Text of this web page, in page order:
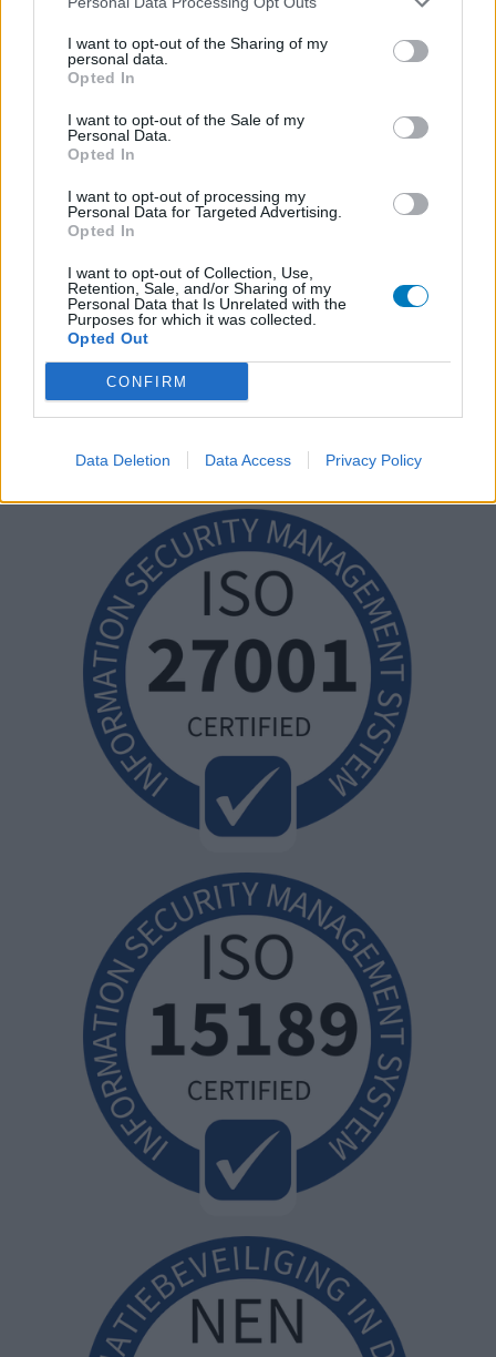
I want to opt-out of the Sharing of my
personal data.
Opted In
I want to opt-out of the Sale of my
Personal Data.
Opted In
I want to opt-out of processing my
Personal Data for Targeted Advertising.
Opted In
I want to opt-out of Collection, Use,
Retention, Sale, and/or Sharing of my
Personal Data that Is Unrelated with the
Purposes for which it was collected.
Opted Out
CONFIRM
Data Deletion Data Access Privacy Policy
N’oubliez-pas que les expériences peuvent varier selon les
individus et que pour tout avis médical, il faut toujours prendre
contact avec votre médecin ou votre pharmacien.